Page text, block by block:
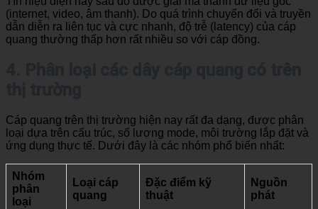
(internet, video, âm thanh). Do quá trình chuyển đổi và truyền
dẫn diễn ra liên tục và cực nhanh, độ trễ (latency) của cáp
quang thường thấp hơn rất nhiều so với cáp đồng.
Cáp quang trên thị trường hiện nay rất đa dạng, được phân
loại dựa trên cấu trúc, số lượng mode, môi trường lắp đặt và
ứng dụng thực tế. Dưới đây là các nhóm phổ biến nhất:
Nhóm
phân
loại
Loại cáp
quang
Đặc điểm kỹ
thuật
Nguồn
phát